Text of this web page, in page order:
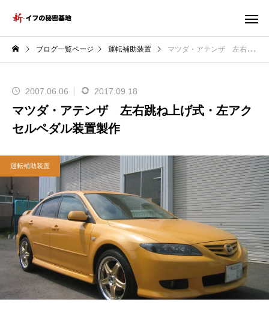
ブログ一覧ページ 運転補助装置 マツダ・アテンザ 左右跳ね上げ式・左アクセルペダル装置製作
2007.06.06 2017.09.18
マツダ・アテンザ 左右跳ね上げ式・左アク
セルペダル装置製作
運転補助装置